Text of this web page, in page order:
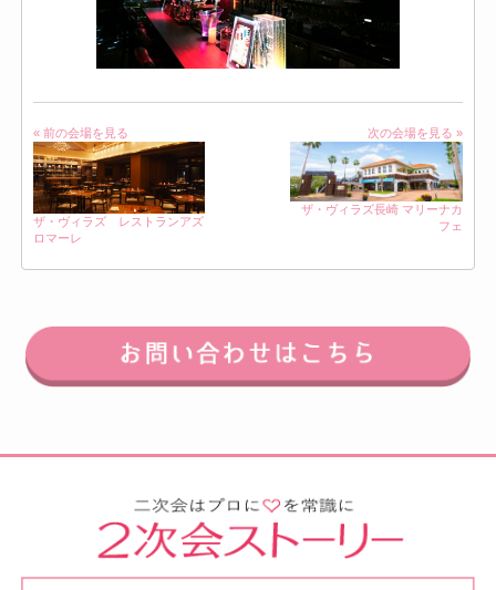
« 前の会場を見る
ザ・ヴィラズ レストランアズ
ロマーレ
次の会場を見る »
ザ・ヴィラズ長崎 マリーナカ
フェ